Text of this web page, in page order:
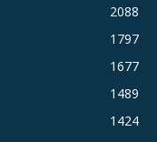
2088
1797
1677
1489
1424